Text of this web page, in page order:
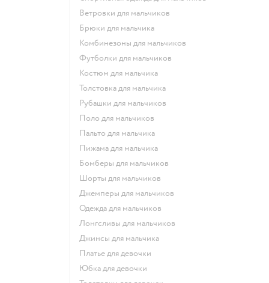
Ветровки для мальчиков
Брюки для мальчика
Комбинезоны для мальчиков
Футболки для мальчиков
Костюм для мальчика
Толстовка для мальчика
Рубашки для мальчиков
Поло для мальчиков
Пальто для мальчика
Пижама для мальчика
Бомберы для мальчиков
Шорты для мальчиков
Джемперы для мальчиков
Одежда для мальчиков
Лонгсливы для мальчиков
Джинсы для мальчика
Платье для девочки
Юбка для девочки